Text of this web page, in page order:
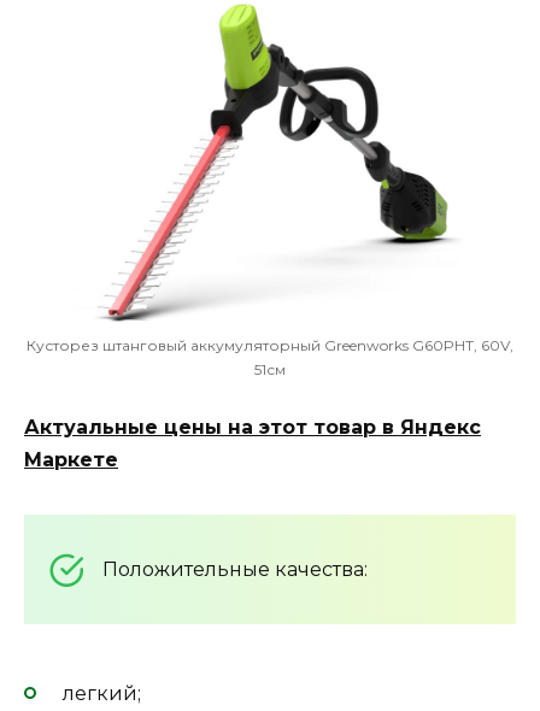
Кусторез штанговый аккумуляторный Greenworks G60PHT, 60V,
51см
Актуальные цены на этот товар в Яндекс
Маркете
Положительные качества:
легкий;